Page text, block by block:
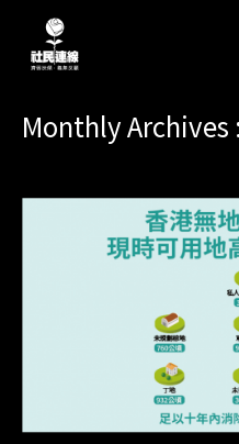
Monthly Archives